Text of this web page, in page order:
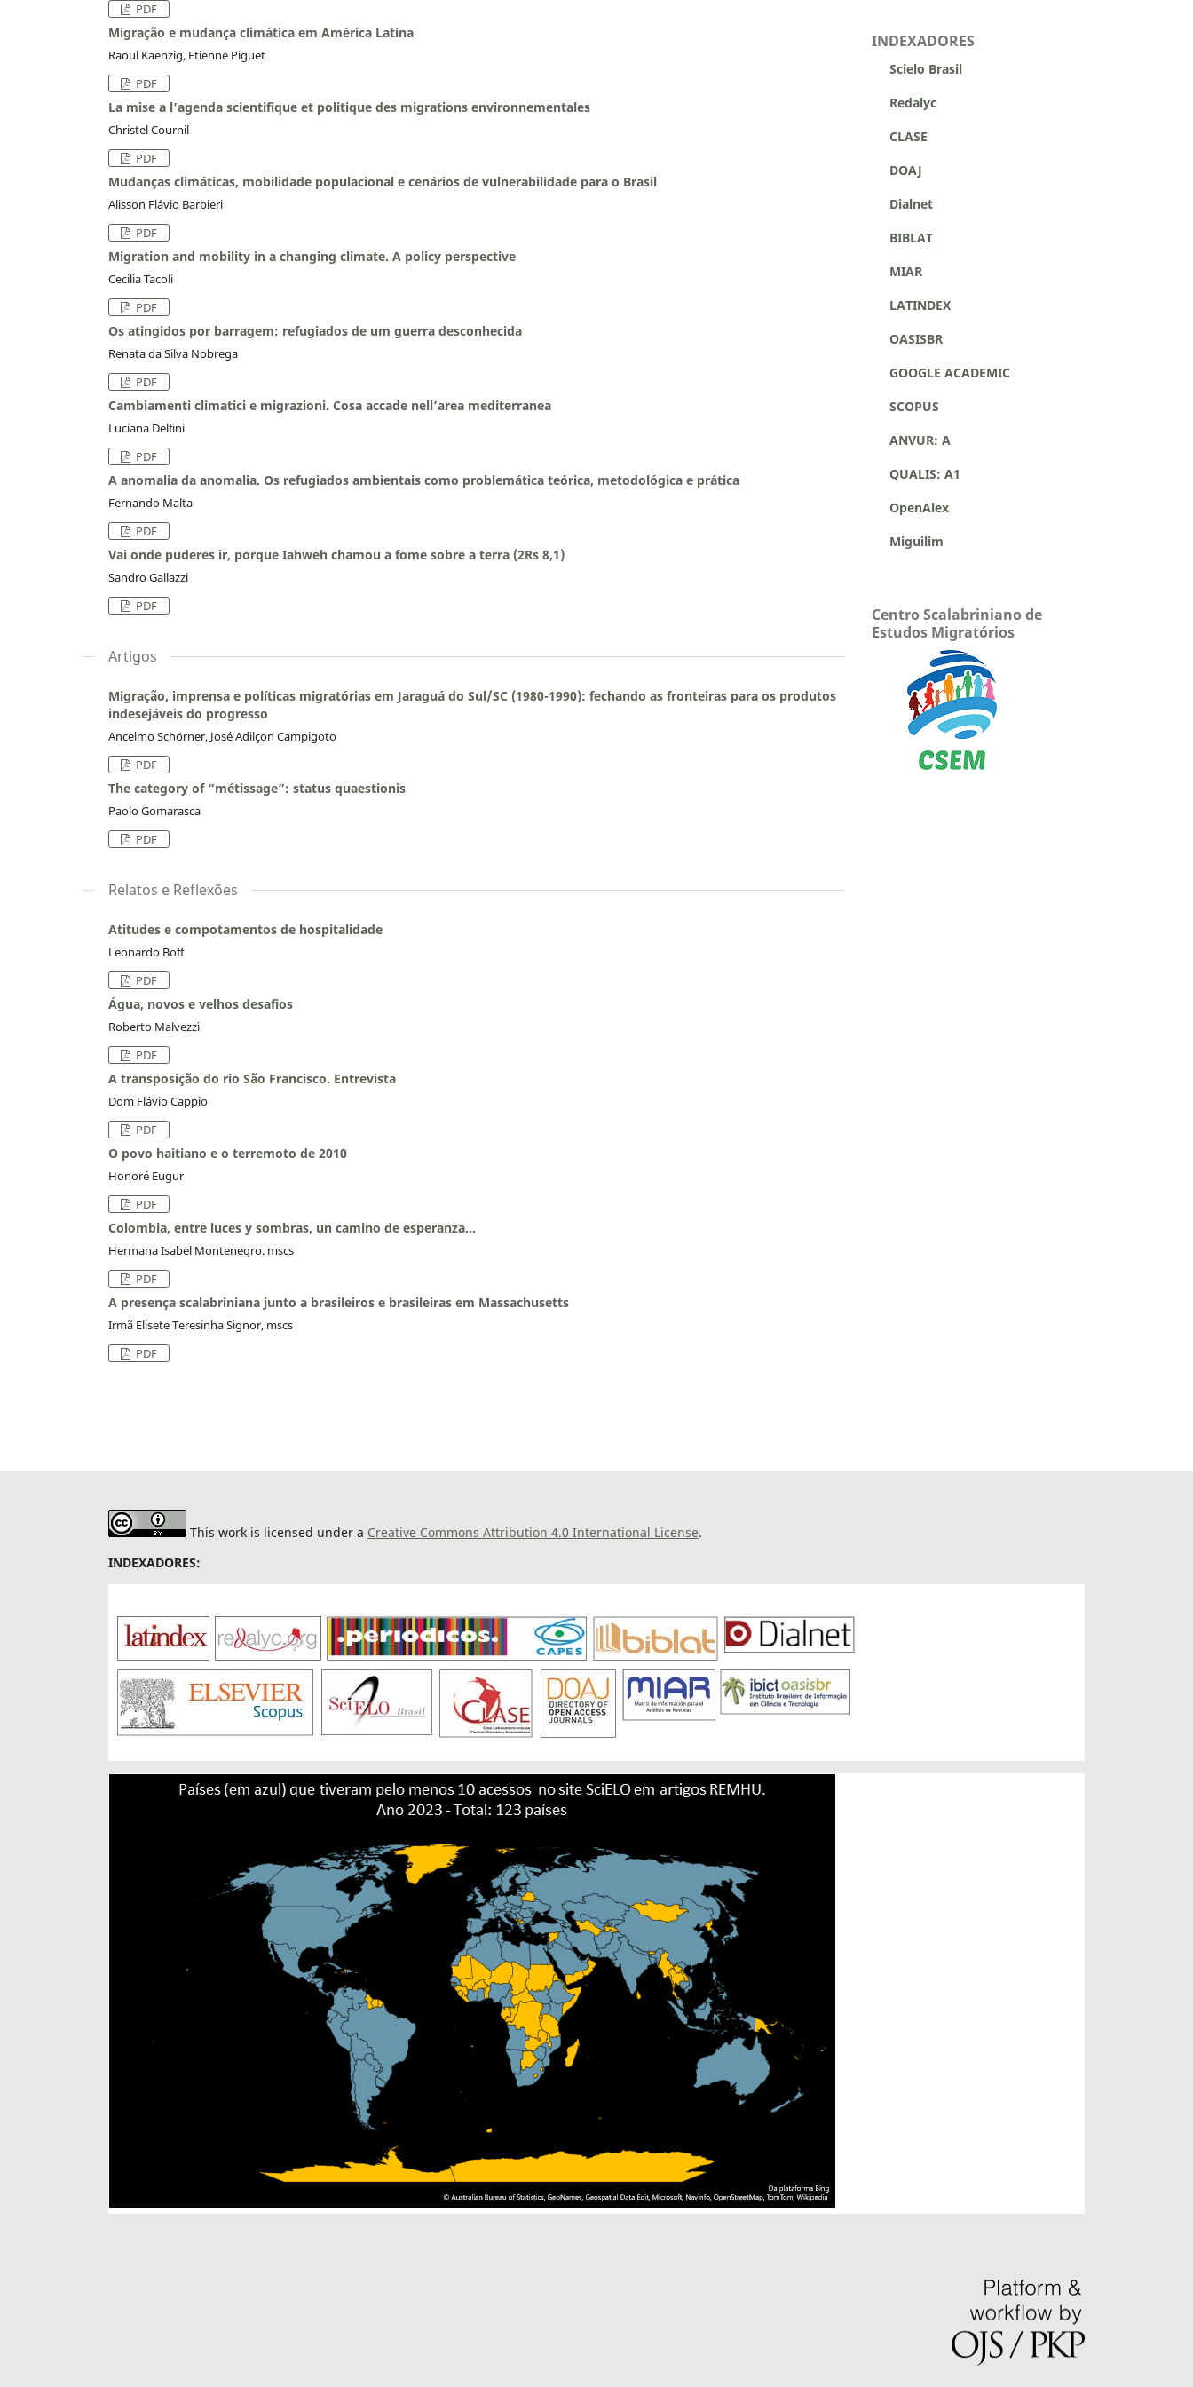
PDF
Migração e mudança climática em América Latina
Raoul Kaenzig, Etienne Piguet
PDF
La mise a l’agenda scientifique et politique des migrations environnementales
Christel Cournil
PDF
Mudanças climáticas, mobilidade populacional e cenários de vulnerabilidade para o Brasil
Alisson Flávio Barbieri
PDF
Migration and mobility in a changing climate. A policy perspective
Cecilia Tacoli
PDF
Os atingidos por barragem: refugiados de um guerra desconhecida
Renata da Silva Nobrega
PDF
Cambiamenti climatici e migrazioni. Cosa accade nell’area mediterranea
Luciana Delfini
PDF
A anomalia da anomalia. Os refugiados ambientais como problemática teórica, metodológica e prática
Fernando Malta
PDF
Vai onde puderes ir, porque Iahweh chamou a fome sobre a terra (2Rs 8,1)
Sandro Gallazzi
PDF
Artigos
Migração, imprensa e políticas migratórias em Jaraguá do Sul/SC (1980-1990): fechando as fronteiras para os produtos
indesejáveis do progresso
Ancelmo Schörner, José Adilçon Campigoto
PDF
The category of “métissage”: status quaestionis
Paolo Gomarasca
PDF
Relatos e Reflexões
Atitudes e compotamentos de hospitalidade
Leonardo Boff
PDF
Água, novos e velhos desafios
Roberto Malvezzi
PDF
A transposição do rio São Francisco. Entrevista
Dom Flávio Cappio
PDF
O povo haitiano e o terremoto de 2010
Honoré Eugur
PDF
Colombia, entre luces y sombras, un camino de esperanza...
Hermana Isabel Montenegro. mscs
PDF
A presença scalabriniana junto a brasileiros e brasileiras em Massachusetts
Irmã Elisete Teresinha Signor, mscs
PDF
INDEXADORES
Scielo Brasil
Redalyc
CLASE
DOAJ
Dialnet
BIBLAT
MIAR
LATINDEX
OASISBR
GOOGLE ACADEMIC
SCOPUS
ANVUR: A
QUALIS: A1
OpenAlex
Miguilim
Centro Scalabriniano de
Estudos Migratórios
This work is licensed under a Creative Commons Attribution 4.0 International License.
INDEXADORES: